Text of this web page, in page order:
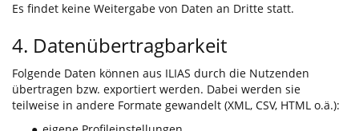
Es findet keine Weitergabe von Daten an Dritte statt.
4. Datenübertragbarkeit
Folgende Daten können aus ILIAS durch die Nutzenden
übertragen bzw. exportiert werden. Dabei werden sie
teilweise in andere Formate gewandelt (XML, CSV, HTML o.ä.):